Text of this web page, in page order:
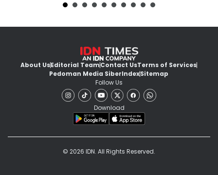
About UsEditorial TeamContact UsTerms of Services
Pedoman Media SiberIndexSitemap
Follow Us
Download
© 2026 IDN. All Rights Reserved.